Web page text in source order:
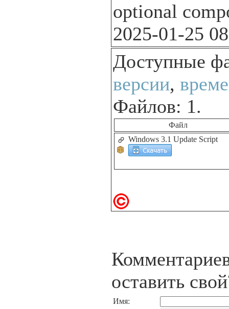
optional
2025-01-25
Доступные
версии,
Файлов: 1.
Файл
Windows 3.1 Update Script
оставить
Имя: